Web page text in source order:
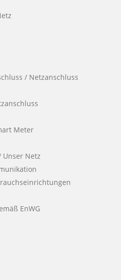
/ Netzanschluss
Meter
Unser Netz
EnWG